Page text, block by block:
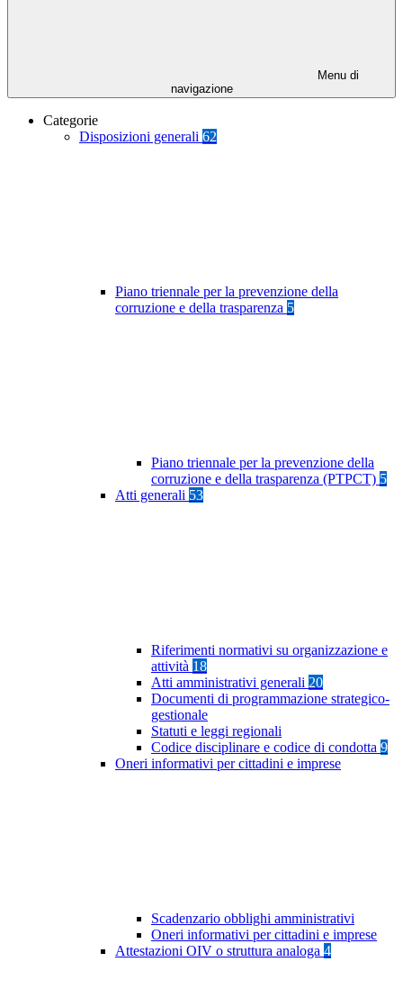
Menu di
navigazione
Categorie
Disposizioni generali 62
Piano triennale per la prevenzione della
corruzione e della trasparenza 5
Piano triennale per la prevenzione della
corruzione e della trasparenza (PTPCT) 5
Atti generali 53
Riferimenti normativi su organizzazione e
attività 18
Atti amministrativi generali 20
Documenti di programmazione strategico-
gestionale
Statuti e leggi regionali
Codice disciplinare e codice di condotta 9
Oneri informativi per cittadini e imprese
Scadenzario obblighi amministrativi
Oneri informativi per cittadini e imprese
Attestazioni OIV o struttura analoga 4